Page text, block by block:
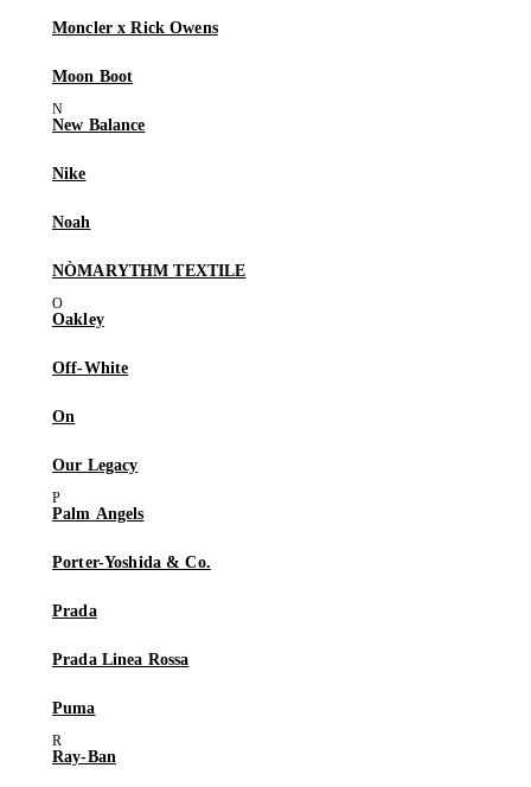
Moncler x Rick Owens
Moon Boot
New Balance
Nike
Noah
NÒMARYTHM TEXTILE
Oakley
Off-White
On
Our Legacy
Palm Angels
Porter-Yoshida & Co.
Prada
Prada Linea Rossa
Puma
Ray-Ban